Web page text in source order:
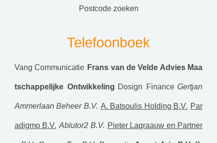
postcode zoeken
Telefoonboek
Vang Communicatie Frans van de Velde Advies Maa
tschappelijke Ontwikkeling Dosign Finance Gertjan
Ammerlaan Beheer B.V. A. Batsoulis Holding B.V. Par
adigmo B.V. Ablutor2 B.V. Pieter Lagraauw en Partner